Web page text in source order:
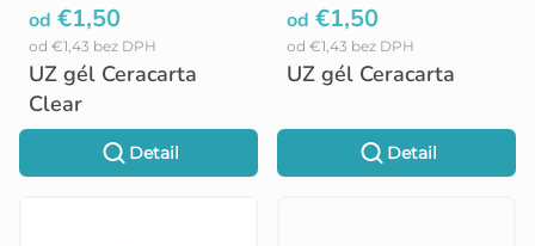
r
o
d
UZ gél Ceracarta
Clear
od €1,43 bez DPH
od €1,50
Detail
UZ gél Ceracarta
od €1,43 bez DPH
od €1,50
Detail